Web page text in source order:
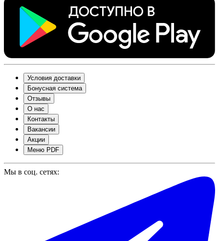
Условия доставки
Бонусная система
Отзывы
О нас
Контакты
Вакансии
Акции
Меню PDF
Мы в соц. сетях: